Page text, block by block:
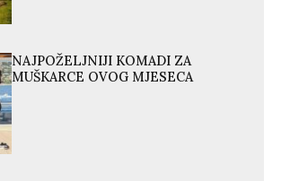
NAJPOŽELJNIJI KOMADI ZA
MUŠKARCE OVOG MJESECA